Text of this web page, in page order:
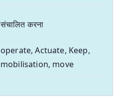
संचालित करना
operate, Actuate, Keep,
mobilisation, move